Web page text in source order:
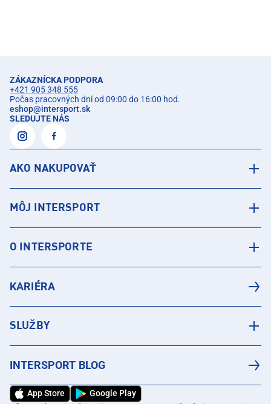
ZÁKAZNÍCKA PODPORA
+421 905 348 555
Počas pracovných dní od 09:00 do 16:00 hod.
eshop@intersport.sk
SLEDUJTE NÁS
AKO NAKUPOVAŤ
MÔJ INTERSPORT
O INTERSPORTE
KARIÉRA
SLUŽBY
INTERSPORT BLOG
App Store Google Play